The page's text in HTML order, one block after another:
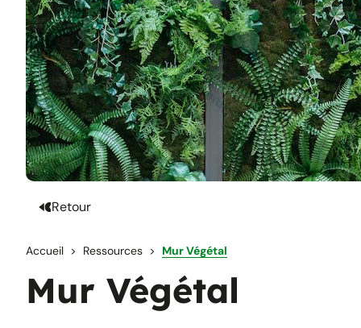
Retour
Accueil Ressources Mur Végétal
Mur Végétal